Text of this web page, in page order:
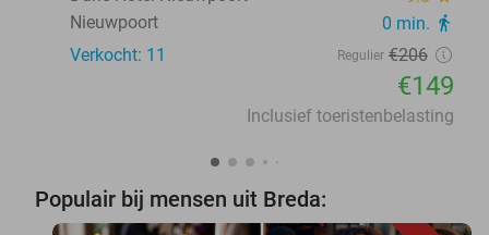
Nieuwpoort 0 min. directions_walk
Verkocht: 11 Regulier €206
€149
Inclusief toeristenbelasting
Populair bij mensen uit Breda: